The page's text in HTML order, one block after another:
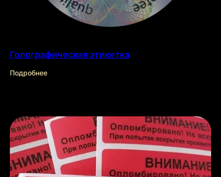
Голографическая этикетка
Подробнее